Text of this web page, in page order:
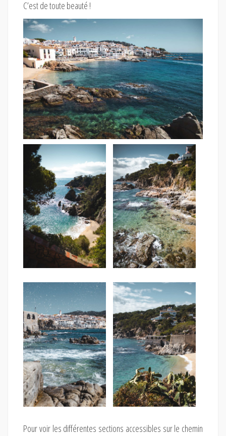
C’est de toute beauté !
Pour voir les différentes sections accessibles sur le chemin